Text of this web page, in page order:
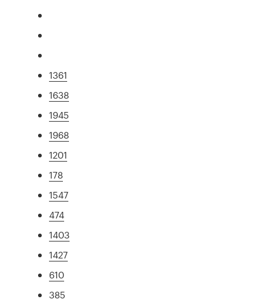
1361
1638
1945
1968
1201
178
1547
474
1403
1427
610
385